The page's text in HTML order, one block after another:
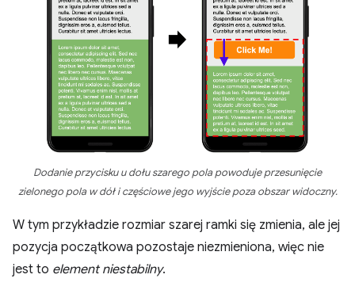
Dodanie przycisku u dołu szarego pola powoduje przesunięcie
zielonego pola w dół i częściowe jego wyjście poza obszar widoczny.
W tym przykładzie rozmiar szarej ramki się zmienia, ale jej
pozycja początkowa pozostaje niezmieniona, więc nie
jest to element niestabilny.